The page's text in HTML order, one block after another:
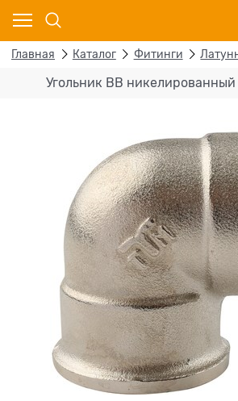
Главная Каталог Фитинги
Угольник ВВ